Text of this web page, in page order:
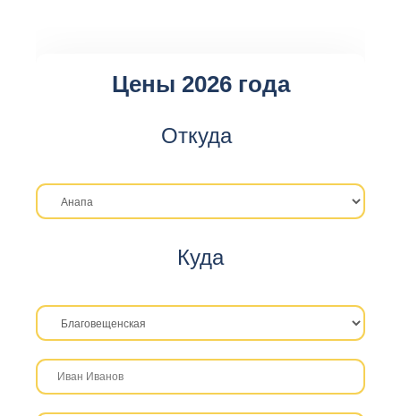
Цены 2026 года
Откуда
Куда